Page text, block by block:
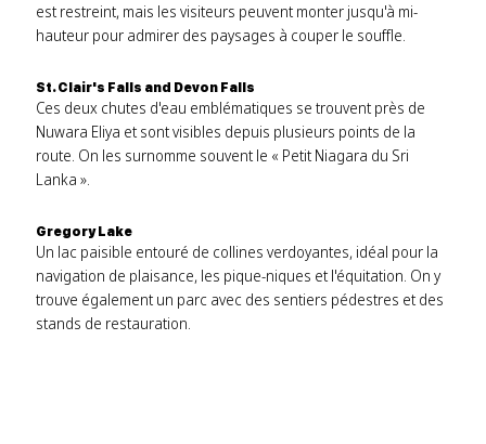
est restreint, mais les visiteurs peuvent monter jusqu'à mi-
hauteur pour admirer des paysages à couper le souffle.
St. Clair's Falls and Devon Falls
Ces deux chutes d'eau emblématiques se trouvent près de
Nuwara Eliya et sont visibles depuis plusieurs points de la
route. On les surnomme souvent le « Petit Niagara du Sri
Lanka ».
Gregory Lake
Un lac paisible entouré de collines verdoyantes, idéal pour la
navigation de plaisance, les pique-niques et l'équitation. On y
trouve également un parc avec des sentiers pédestres et des
stands de restauration.